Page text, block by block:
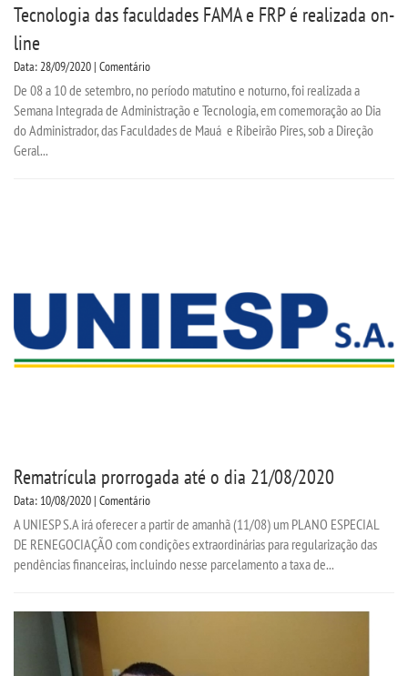
Tecnologia das faculdades FAMA e FRP é realizada on-
line
Data: 28/09/2020 | Comentário
De 08 a 10 de setembro, no período matutino e noturno, foi realizada a
Semana Integrada de Administração e Tecnologia, em comemoração ao Dia
do Administrador, das Faculdades de Mauá e Ribeirão Pires, sob a Direção
Geral...
Rematrícula prorrogada até o dia 21/08/2020
Data: 10/08/2020 | Comentário
A UNIESP S.A irá oferecer a partir de amanhã (11/08) um PLANO ESPECIAL
DE RENEGOCIAÇÃO com condições extraordinárias para regularização das
pendências financeiras, incluindo nesse parcelamento a taxa de...